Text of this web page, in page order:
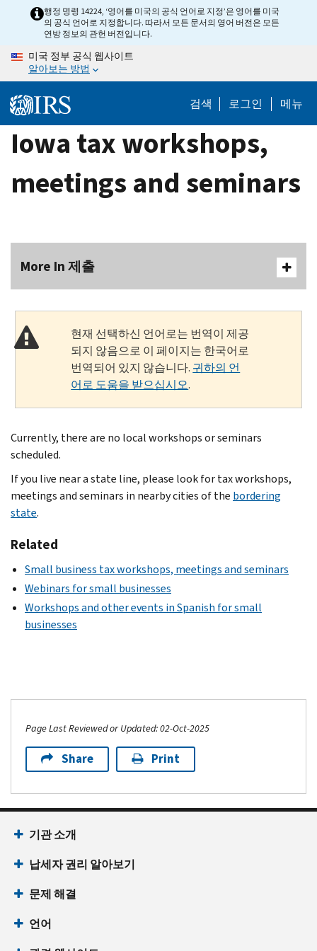
content
행정 명령 14224, ‘영어를 미국의 공식 언어로 지정’은 영어를 미국
의 공식 언어로 지정합니다. 따라서 모든 문서의 영어 버전은 모든
연방 정보의 관헌 버전입니다.
미국 정부 공식 웹사이트
알아보는 방법
검색 로그인 메뉴
Iowa tax workshops,
meetings and seminars
More In 제출
현재 선택하신 언어로는 번역이 제공
되지 않음으로 이 페이지는 한국어로
번역되어 있지 않습니다. 귀하의 언
어로 도움을 받으십시오.
Currently, there are no local workshops or seminars
scheduled.
If you live near a state line, please look for tax workshops,
meetings and seminars in nearby cities of the bordering
state.
Related
Small business tax workshops, meetings and seminars
Webinars for small businesses
Workshops and other events in Spanish for small
businesses
Page Last Reviewed or Updated: 02-Oct-2025
Share Print
기관 소개
납세자 권리 알아보기
문제 해결
언어